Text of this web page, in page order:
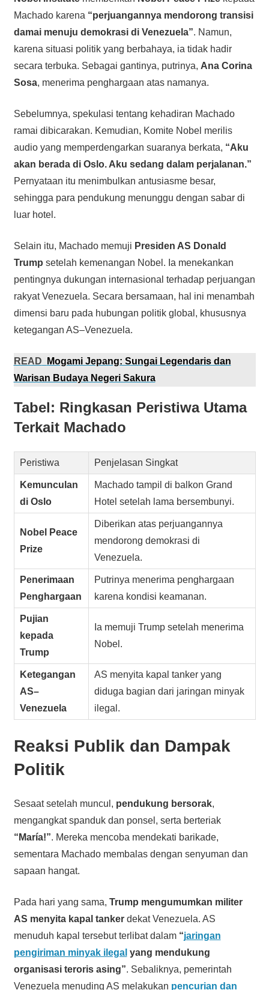
Machado karena “perjuangannya mendorong transisi
damai menuju demokrasi di Venezuela”. Namun,
karena situasi politik yang berbahaya, ia tidak hadir
secara terbuka. Sebagai gantinya, putrinya, Ana Corina
Sosa, menerima penghargaan atas namanya.
Sebelumnya, spekulasi tentang kehadiran Machado
ramai dibicarakan. Kemudian, Komite Nobel merilis
audio yang memperdengarkan suaranya berkata, “Aku
akan berada di Oslo. Aku sedang dalam perjalanan.”
Pernyataan itu menimbulkan antusiasme besar,
sehingga para pendukung menunggu dengan sabar di
luar hotel.
Selain itu, Machado memuji Presiden AS Donald
Trump setelah kemenangan Nobel. Ia menekankan
pentingnya dukungan internasional terhadap perjuangan
rakyat Venezuela. Secara bersamaan, hal ini menambah
dimensi baru pada hubungan politik global, khususnya
ketegangan AS–Venezuela.
READ
Mogami Jepang: Sungai Legendaris dan
Warisan Budaya Negeri Sakura
Tabel: Ringkasan Peristiwa Utama
Terkait Machado
Peristiwa Penjelasan Singkat
Kemunculan
di Oslo
Machado tampil di balkon Grand
Hotel setelah lama bersembunyi.
Nobel Peace
Prize
Diberikan atas perjuangannya
mendorong demokrasi di
Venezuela.
Penerimaan
Penghargaan
Putrinya menerima penghargaan
karena kondisi keamanan.
Pujian
kepada
Trump
Ia memuji Trump setelah menerima
Nobel.
Ketegangan
AS–
Venezuela
AS menyita kapal tanker yang
diduga bagian dari jaringan minyak
ilegal.
Reaksi Publik dan Dampak
Politik
Sesaat setelah muncul, pendukung bersorak,
mengangkat spanduk dan ponsel, serta berteriak
“María!”. Mereka mencoba mendekati barikade,
sementara Machado membalas dengan senyuman dan
sapaan hangat.
Pada hari yang sama, Trump mengumumkan militer
AS menyita kapal tankerdekat Venezuela. AS
menuduh kapal tersebut terlibat dalam “jaringan
pengiriman minyak ilegal yang mendukung
organisasi teroris asing”. Sebaliknya, pemerintah
Venezuela menuding AS melakukan pencurian dan